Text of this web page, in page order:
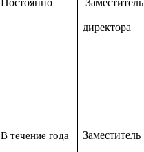
Постоянно Заместитель
директора
В течение года Заместитель